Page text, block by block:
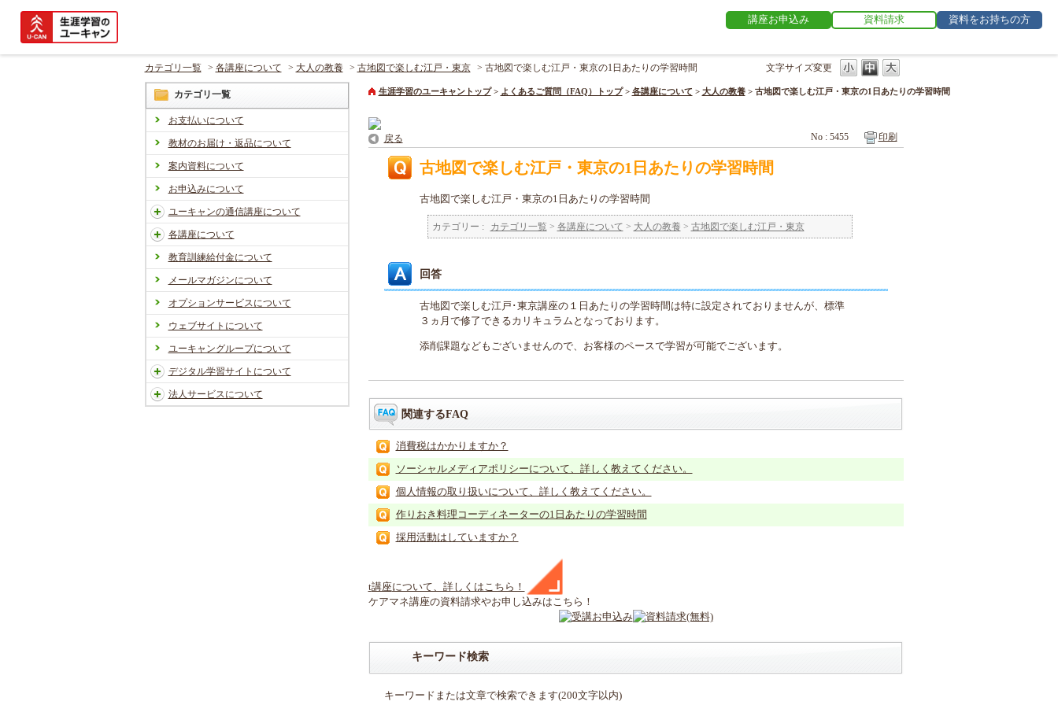
講座お申込み 資料請求 資料をお持ちの方
文字サイズ変更
カテゴリ一覧 > 各講座について > 大人の教養 > 古地図で楽しむ江戸・東京 > 古地図で楽しむ江戸・東京の1日あたりの学習時間
カテゴリ一覧
お支払いについて
教材のお届け・返品について
案内資料について
お申込みについて
ユーキャンの通信講座について
各講座について
教育訓練給付金について
メールマガジンについて
オプションサービスについて
ウェブサイトについて
ユーキャングループについて
デジタル学習サイトについて
法人サービスについて
生涯学習のユーキャントップ > よくあるご質問（FAQ）トップ > 各講座について > 大人の教養 > 古地図で楽しむ江戸・東京の1日あたりの学習時間
戻る No : 5455 印刷
古地図で楽しむ江戸・東京の1日あたりの学習時間
古地図で楽しむ江戸・東京の1日あたりの学習時間
カテゴリー : カテゴリ一覧 > 各講座について > 大人の教養 > 古地図で楽しむ江戸・東京
回答
古地図で楽しむ江戸･東京講座の１日あたりの学習時間は特に設定されておりませんが、標準
３ヵ月で修了できるカリキュラムとなっております。
添削課題などもございませんので、お客様のペースで学習が可能でございます。
関連するFAQ
消費税はかかりますか？
ソーシャルメディアポリシーについて、詳しく教えてください。
個人情報の取り扱いについて、詳しく教えてください。
作りおき料理コーディネーターの1日あたりの学習時間
採用活動はしていますか？
t講座について、詳しくはこちら！
ケアマネ講座の資料請求やお申し込みはこちら！
キーワード検索
キーワードまたは文章で検索できます(200文字以内)